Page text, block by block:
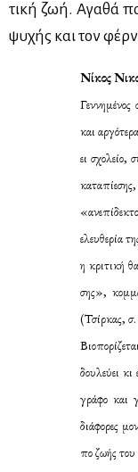
τι­κή ζωή. Αγα­θά
ψυ­χής και τον
Νί­κος
και
ει σχο­λείο,
ελευ­θε­ρία
η κρι­τι­κή
σης»,
(Τσίρ­κας,
δου­λεύ­ει
γρά­φο και
διά­φο­ρες
πο ζω­ής